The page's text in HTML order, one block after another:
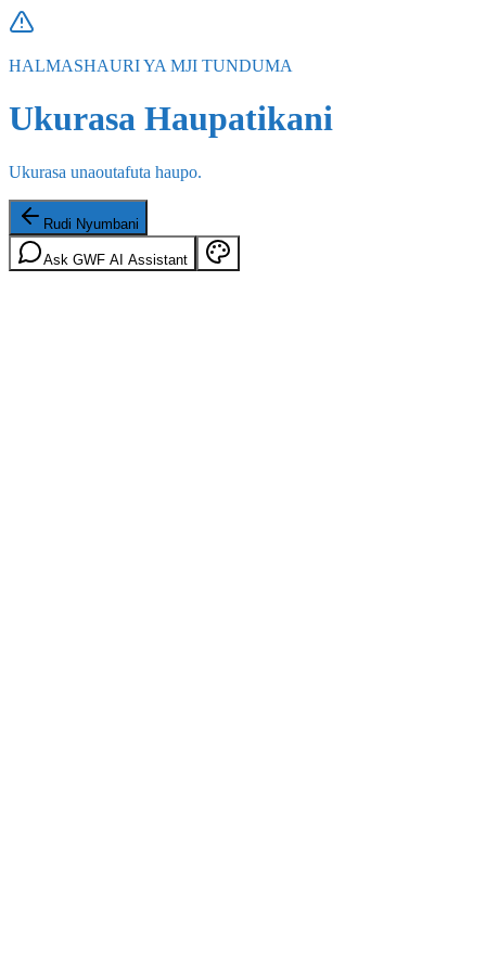
HALMASHAURI YA MJI TUNDUMA
Ukurasa Haupatikani
Ukurasa unaoutafuta haupo.
Rudi Nyumbani
Ask GWF AI Assistant